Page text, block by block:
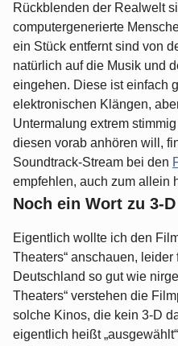
Rückblenden der Realwelt
computergenerierte
ein Stück entfernt sind von
natürlich auf die Musik und
eingehen. Diese ist einfach
elektronischen Klängen,
Untermalung extrem
diesen vorab anhören will,
Soundtrack-Stream bei den
empfehlen, auch zum allein
Noch ein Wort zu 3-D
Eigentlich wollte ich den
Theaters“ anschauen,
Deutschland so gut wie
Theaters“ verstehen die
solche Kinos, die kein 3-D
eigentlich heißt